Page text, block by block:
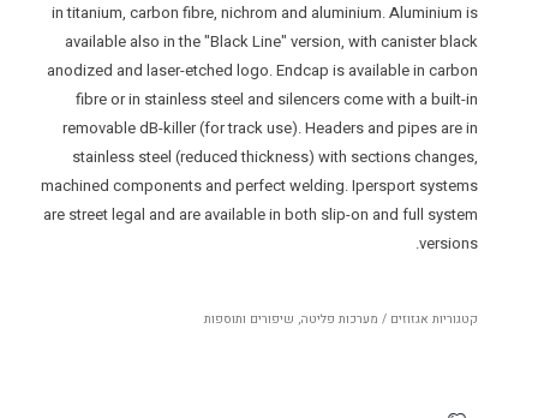
in titanium, carbon fibre, nichrom and aluminium. Aluminium is
available also in the "Black Line" version, with canister black
anodized and laser-etched logo. Endcap is available in carbon
fibre or in stainless steel and silencers come with a built-in
removable dB-killer (for track use). Headers and pipes are in
stainless steel (reduced thickness) with sections changes,
machined components and perfect welding. Ipersport systems
are street legal and are available in both slip-on and full system
versions.
קטגוריות אגזוזים / מערכות פליטה, שיפורים ותוספות